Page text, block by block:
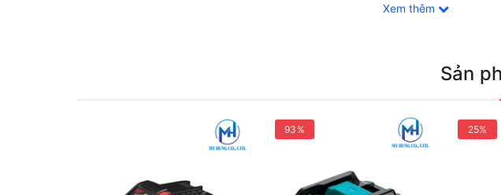
45 phút
Đại Lý Phân Phối Makita, Bosch Chính Hãng Tại Biên Hòa - Đồng Nai
Xem thêm
Sản
93% 25%